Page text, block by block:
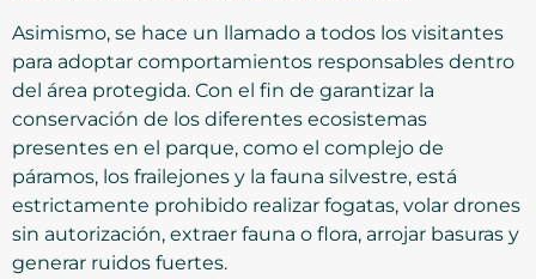
Asimismo, se hace un llamado a todos los visitantes
para adoptar comportamientos responsables dentro
del área protegida. Con el fin de garantizar la
conservación de los diferentes ecosistemas
presentes en el parque, como el complejo de
páramos, los frailejones y la fauna silvestre, está
estrictamente prohibido realizar fogatas, volar drones
sin autorización, extraer fauna o flora, arrojar basuras y
generar ruidos fuertes.